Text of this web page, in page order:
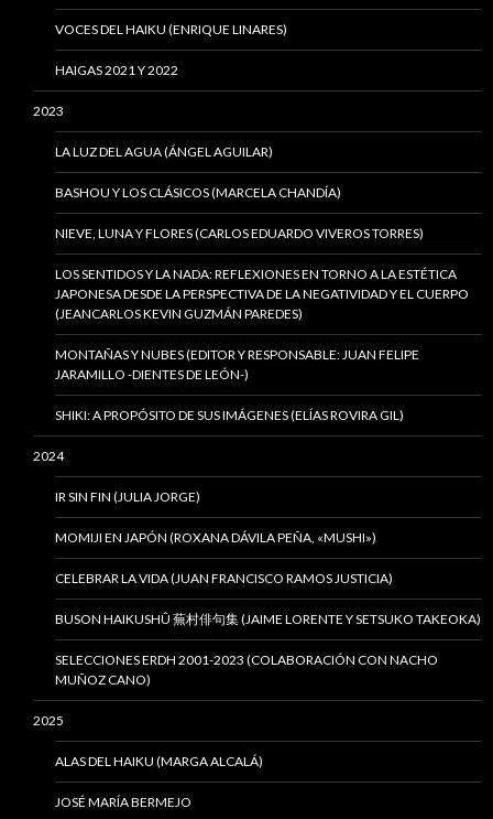
VOCES DEL HAIKU (ENRIQUE LINARES)
HAIGAS 2021 Y 2022
2023
LA LUZ DEL AGUA (ÁNGEL AGUILAR)
BASHOU Y LOS CLÁSICOS (MARCELA CHANDÍA)
NIEVE, LUNA Y FLORES (CARLOS EDUARDO VIVEROS TORRES)
LOS SENTIDOS Y LA NADA: REFLEXIONES EN TORNO A LA ESTÉTICA
JAPONESA DESDE LA PERSPECTIVA DE LA NEGATIVIDAD Y EL CUERPO
(JEANCARLOS KEVIN GUZMÁN PAREDES)
MONTAÑAS Y NUBES (EDITOR Y RESPONSABLE: JUAN FELIPE
JARAMILLO -DIENTES DE LEÓN-)
SHIKI: A PROPÓSITO DE SUS IMÁGENES (ELÍAS ROVIRA GIL)
2024
IR SIN FIN (JULIA JORGE)
MOMIJI EN JAPÓN (ROXANA DÁVILA PEÑA, «MUSHI»)
CELEBRAR LA VIDA (JUAN FRANCISCO RAMOS JUSTICIA)
BUSON HAIKUSHÛ 蕪村俳句集 (JAIME LORENTE Y SETSUKO TAKEOKA)
SELECCIONES ERDH 2001-2023 (COLABORACIÓN CON NACHO
MUÑOZ CANO)
2025
ALAS DEL HAIKU (MARGA ALCALÁ)
JOSÉ MARÍA BERMEJO